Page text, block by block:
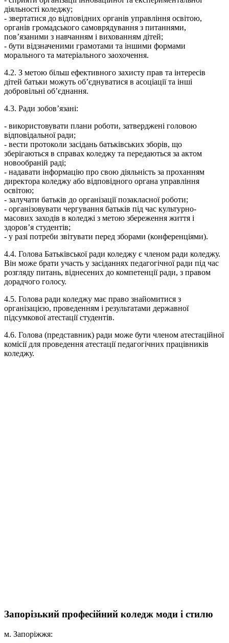
діяльності коледжу;
-​ звертатися до відповідних органів управління освітою,
органів громадського самоврядування з питаннями,
пов’язаними з навчанням і вихованням дітей;
-​ бути відзначеними грамотами та іншими формами
морального та матеріального заохочення.
4.2.​ З метою більш ефективного захисту прав та інтересів
дітей батьки можуть об’єднуватися в асоціації та інші
добровільні об’єднання.
4.3.​ Ради зобов’язані:
-​ використовувати плани роботи, затверджені головою
відповідальної ради;
-​ вести протоколи засідань батьківських зборів, що
зберігаються в справах коледжу та передаються за актом
новообраній раді;
-​ надавати інформацію про свою діяльність за проханням
директора коледжу або відповідного органа управління
освітою;
-​ залучати батьків до організації позакласної роботи;
-​ організовувати чергування батьків під час культурно-
масових заходів в коледжі з метою збереження життя і
здоров’я студентів;
-​ у разі потреби звітувати перед зборами (конференціями).
4.4.​ Голова Батьківської ради коледжу є членом ради коледжу.
Він може брати участь у засіданнях педагогічної ради під час
розгляду питань, віднесених до компетенції ради, з правом
дорадчого голосу.
4.5.​ Голова ради коледжу має право знайомитися з
організацією, проведенням і результатами державної
підсумкової атестації студентів.
4.6.​ Голова (представник) ради може бути членом атестаційної
комісії для проведення атестації педагогічних працівників
коледжу.
Запорізький професійний коледж моди і стилю
м. Запоріжжя: